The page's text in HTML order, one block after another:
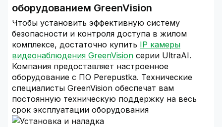
оборудованием GreenVision
Чтобы установить эффективную систему
безопасности и контроля доступа в жилом
комплексе, достаточно купить IP камеры
видеонаблюдения GreenVision серии UltraAI.
Компания предоставляет настроенное
оборудование с ПО Perepustka. Технические
специалисты GreenVision обеспечат вам
постоянную техническую поддержку на весь
срок эксплуатации оборудования